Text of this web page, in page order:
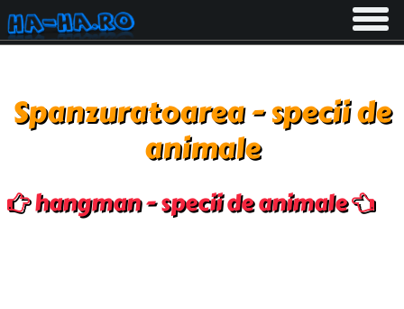
Toggle
Spanzuratoarea - specii de
animale
hangman - specii de animale